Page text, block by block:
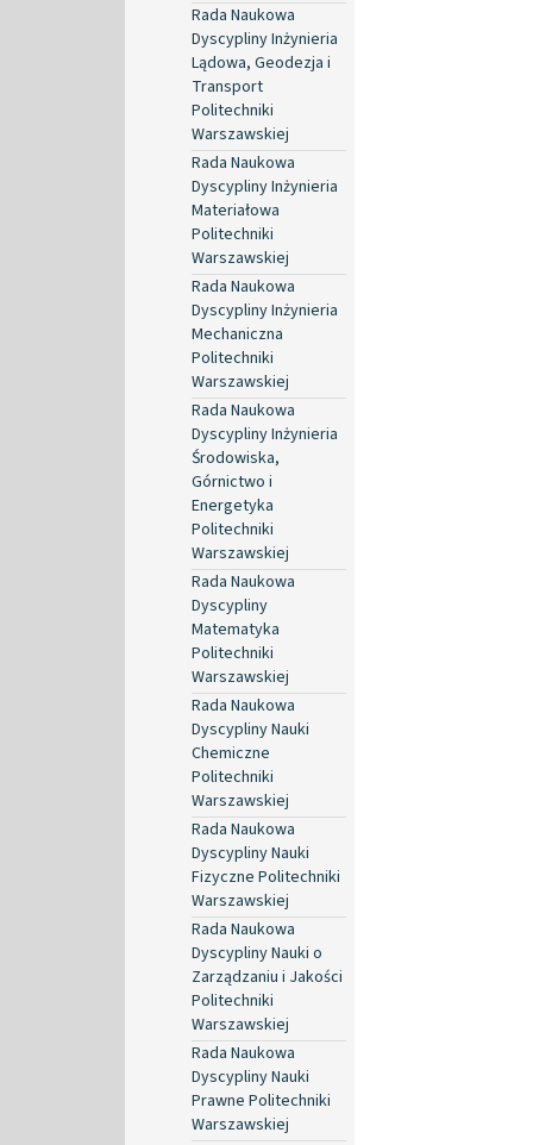
Rada Naukowa
Dyscypliny Inżynieria
Lądowa, Geodezja i
Transport
Politechniki
Warszawskiej
Rada Naukowa
Dyscypliny Inżynieria
Materiałowa
Politechniki
Warszawskiej
Rada Naukowa
Dyscypliny Inżynieria
Mechaniczna
Politechniki
Warszawskiej
Rada Naukowa
Dyscypliny Inżynieria
Środowiska,
Górnictwo i
Energetyka
Politechniki
Warszawskiej
Rada Naukowa
Dyscypliny
Matematyka
Politechniki
Warszawskiej
Rada Naukowa
Dyscypliny Nauki
Chemiczne
Politechniki
Warszawskiej
Rada Naukowa
Dyscypliny Nauki
Fizyczne Politechniki
Warszawskiej
Rada Naukowa
Dyscypliny Nauki o
Zarządzaniu i Jakości
Politechniki
Warszawskiej
Rada Naukowa
Dyscypliny Nauki
Prawne Politechniki
Warszawskiej